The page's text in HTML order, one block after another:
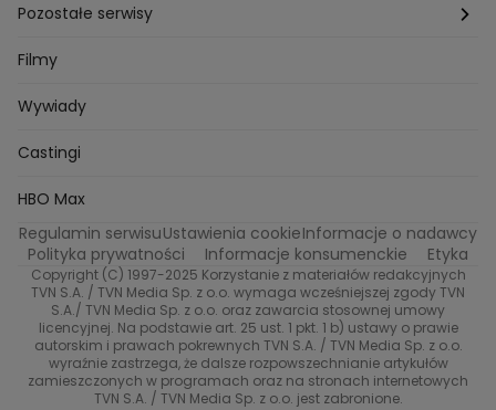
Bartosz Laskowski
Zuzanna Kaszuba
Ewa Galica
Kacper Jeneralski
Katarzyna Rozmyslowicz
Anna SamusionekPrzemyslaw Cypryanski
Damian MichalowskiEwa Piekut
Magdalena GwozdzKuchenne Rewolucje
Tadeusz Huk Lucyna MalecEwa Gawryluk
Marta JankowskaBartosz Skrobisz
Malwina WedzikowskaKrzysztof Skorzynski
Helena Englert Aleksander Zniszczol
Azja Express
MasterChef
Back to school
Zakup w ciemno
Gogglebox. Przed telewizorem
99 gra o wszystko
Życie na kredycie
Aktualności
Nasze Programy
Castingi
Aktualności
Castingi
Wideo
Nasze Programy
Program TV
Przepisy
Pozostałe serwisy
TVN24
Eurosport
TVN
Dzień Dobry TVN
TVN7
TVN Turbo
Co za tydzień
TTV
Filmy
Wywiady
Castingi
HBO Max
Regulamin serwisuUstawienia cookieInformacje o nadawcy
Polityka prywatności
Informacje konsumenckie Etyka
Copyright (C) 1997-2025 Korzystanie z materiałów redakcyjnych
TVN S.A. / TVN Media Sp. z o.o. wymaga wcześniejszej zgody TVN
S.A./ TVN Media Sp. z o.o. oraz zawarcia stosownej umowy
licencyjnej. Na podstawie art. 25 ust. 1 pkt. 1 b) ustawy o prawie
autorskim i prawach pokrewnych TVN S.A. / TVN Media Sp. z o.o.
wyraźnie zastrzega, że dalsze rozpowszechnianie artykułów
zamieszczonych w programach oraz na stronach internetowych
TVN S.A. / TVN Media Sp. z o.o. jest zabronione.